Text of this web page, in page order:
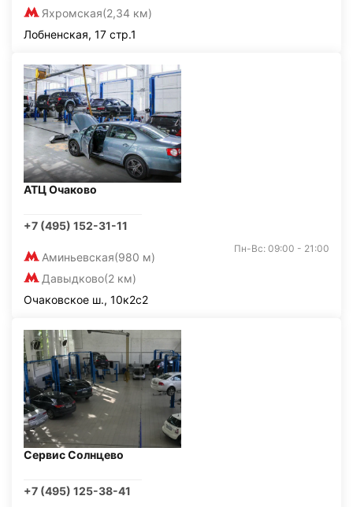
Яхромская(2,34 км)
Лобненская, 17 стр.1
АТЦ Очаково
+7 (495) 152-31-11
Аминьевская(980 м)
Давыдково(2 км)
Пн-Вс: 09:00 - 21:00
Очаковское ш., 10к2с2
Сервис Солнцево
+7 (495) 125-38-41